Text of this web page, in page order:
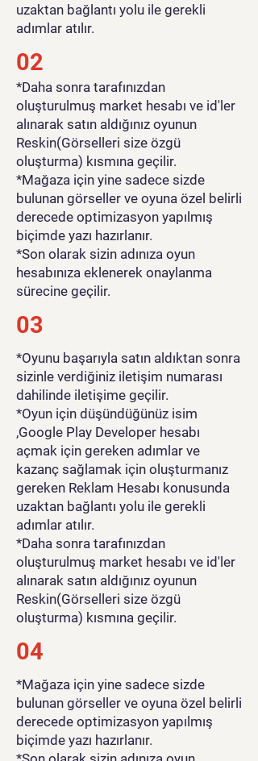
uzaktan bağlantı yolu ile gerekli
adımlar atılır.
02
*Daha sonra tarafınızdan
oluşturulmuş market hesabı ve id'ler
alınarak satın aldığınız oyunun
Reskin(Görselleri size özgü
oluşturma) kısmına geçilir.
*Mağaza için yine sadece sizde
bulunan görseller ve oyuna özel belirli
derecede optimizasyon yapılmış
biçimde yazı hazırlanır.
*Son olarak sizin adınıza oyun
hesabınıza eklenerek onaylanma
sürecine geçilir.
03
*Oyunu başarıyla satın aldıktan sonra
sizinle verdiğiniz iletişim numarası
dahilinde iletişime geçilir.
*Oyun için düşündüğünüz isim
,Google Play Developer hesabı
açmak için gereken adımlar ve
kazanç sağlamak için oluşturmanız
gereken Reklam Hesabı konusunda
uzaktan bağlantı yolu ile gerekli
adımlar atılır.
*Daha sonra tarafınızdan
oluşturulmuş market hesabı ve id'ler
alınarak satın aldığınız oyunun
Reskin(Görselleri size özgü
oluşturma) kısmına geçilir.
04
*Mağaza için yine sadece sizde
bulunan görseller ve oyuna özel belirli
derecede optimizasyon yapılmış
biçimde yazı hazırlanır.